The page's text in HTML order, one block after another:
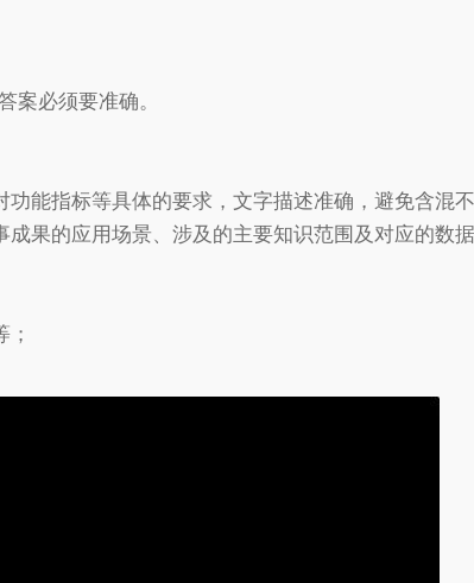
案必须要准确。
能指标等具体的要求，文字描述准确，避免含混不
果的应用场景、涉及的主要知识范围及对应的数